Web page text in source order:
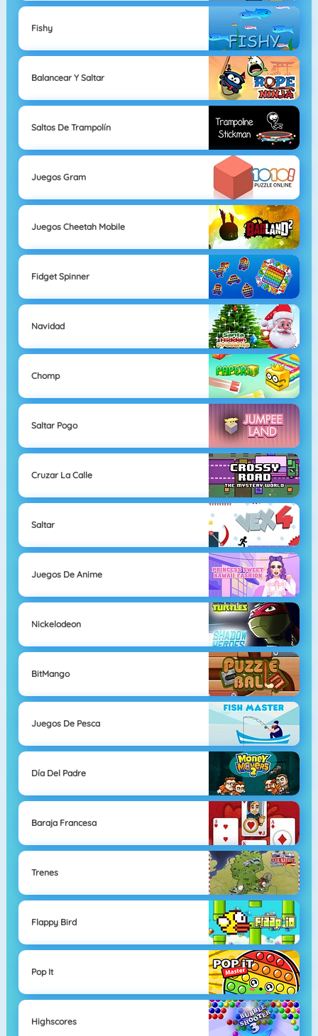
Fishy
Balancear Y Saltar
Saltos De Trampolín
Juegos Gram
Juegos Cheetah Mobile
Fidget Spinner
Navidad
Chomp
Saltar Pogo
Cruzar La Calle
Saltar
Juegos De Anime
Nickelodeon
BitMango
Juegos De Pesca
Día Del Padre
Baraja Francesa
Trenes
Flappy Bird
Pop It
Highscores